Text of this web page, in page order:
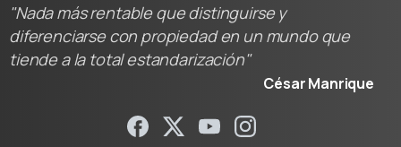
"Nada más rentable que distinguirse y
diferenciarse con propiedad en un mundo que
tiende a la total estandarización"
César Manrique